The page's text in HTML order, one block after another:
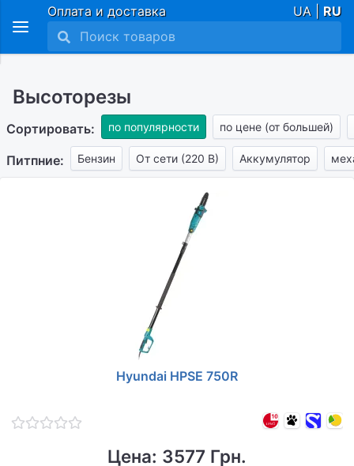
Оплата и доставка UA | RU
Высоторезы
Сортировать: по популярности по цене (от большей)
Питпние: Бензин От сети (220 В) Аккумулятор
Hyundai HPSE 750R
Цена: 3577 Грн.